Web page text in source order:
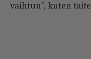
vaihtuu”, kuten